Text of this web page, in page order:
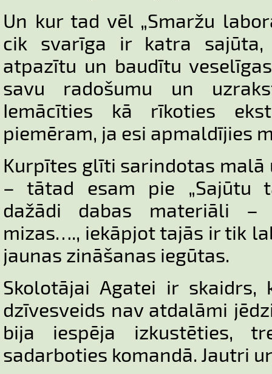
Un kur tad vēl „Smaržu
cik svarīga ir katra
atpazītu un baudītu
savu radošumu un
Iemācīties kā rīkoties
piemēram, ja esi apmaldījies
Kurpītes glīti sarindotas malā
– tātad esam pie „Sajūtu
dažādi dabas materiāli –
mizas…., iekāpjot tajās ir tik
jaunas zināšanas iegūtas.
Skolotājai Agatei ir skaidrs,
dzīvesveids nav atdalāmi
bija iespēja izkustēties,
sadarboties komandā. Jautri